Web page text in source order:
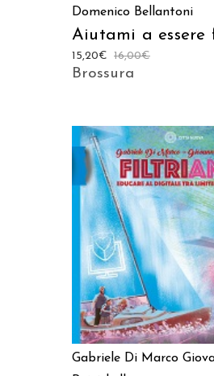
Domenico Bellantoni
Aiutami a essere
16,00€
15,20€
Brossura
AGGIUNGI AL
Gabriele Di Marco